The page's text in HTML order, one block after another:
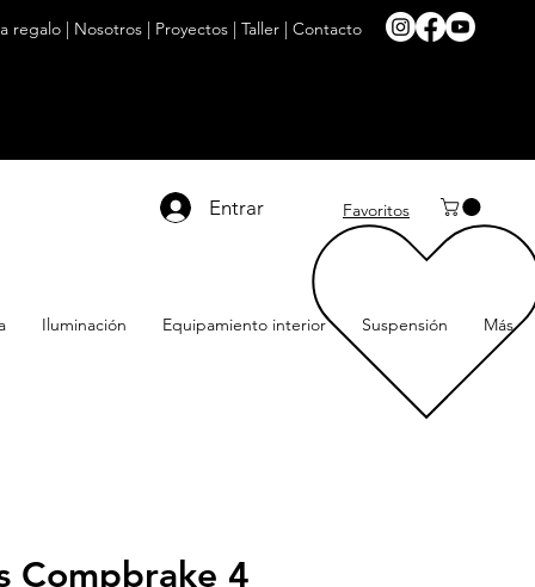
regalo | Nosotros | Proyectos | Taller | Contacto
Entrar Favoritos
Iluminación Equipamiento interior Suspensión Más
Compbrake 4